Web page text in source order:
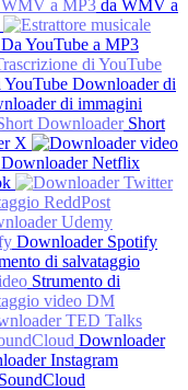
da WMV a
Da YouTube a MP3
Downloader di
di immagini
Short
X
Downloader Netflix
Downloader Spotify
di salvataggio
Strumento di
Downloader
Instagram